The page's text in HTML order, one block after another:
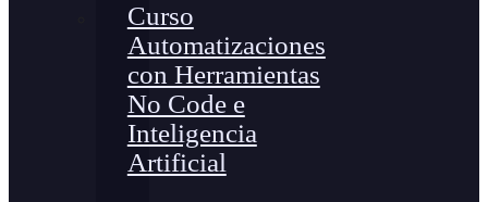
Curso
Automatizaciones
con Herramientas
No Code e
Inteligencia
Artificial